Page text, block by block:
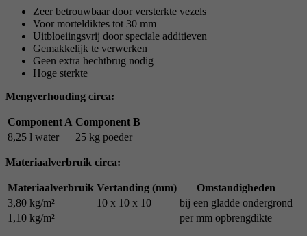
Zeer betrouwbaar door versterkte vezels
Voor morteldiktes tot 30 mm
Uitbloeiingsvrij door speciale additieven
Gemakkelijk te verwerken
Geen extra hechtbrug nodig
Hoge sterkte
Mengverhouding circa:
Component A Component B
8,25 l water
25 kg poeder
Materiaalverbruik circa:
Materiaalverbruik Vertanding (mm)
Omstandigheden
3,80 kg/m²
10 x 10 x 10
bij een gladde ondergrond
1,10 kg/m²
per mm opbrengdikte